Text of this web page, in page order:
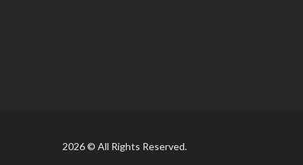
2026 © All Rights Reserved.